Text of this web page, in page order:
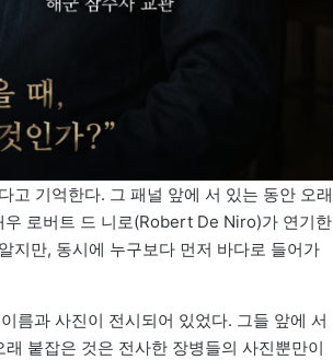
고 기억한다. 그 패널 앞에 서 있는 동안 오래
로버트 드 니로(Robert De Niro)가 연기한
지만, 동시에 누구보다 먼저 바다로 들어가
름과 사진이 전시되어 있었다. 그들 앞에 서
붙잡은 것은 전사한 장병들의 사진뿐만이